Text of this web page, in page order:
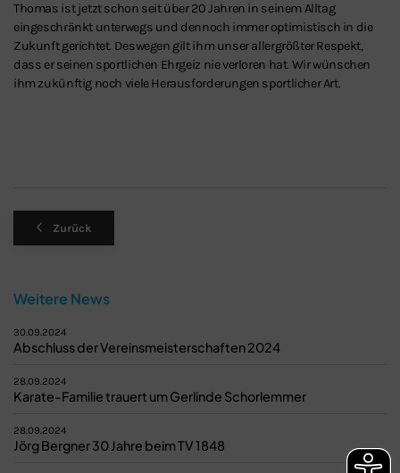
Thomas ist jetzt schon seit über 20 Jahren in seinem Alltag
eingeschränkt unterwegs und dennoch immer optimistisch in die
Zukunft gerichtet. Deswegen gilt ihm unser allergrößter Respekt,
dass er seinen sportlichen Ehrgeiz nie verloren hat. Wir wünschen
ihm zukünftig noch viele Herausforderungen sportlicher Art.
Zurück
Weitere News
30.09.2024
Abschluss der Vereinsmeisterschaften 2024
28.09.2024
Karate-Familie trauert um Gerlinde Schorlemmer
28.09.2024
Jörg Bergner 30 Jahre beim TV 1848